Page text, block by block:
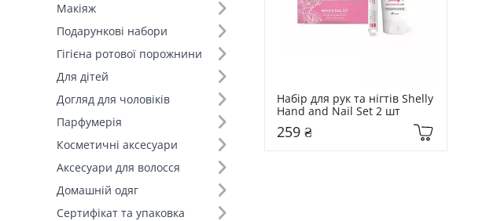
Макіяж
Подарункові набори
Гігієна ротової порожнини
Для дітей
Догляд для чоловіків
Парфумерія
Косметичні аксесуари
Аксесуари для волосся
Домашній одяг
Сертифікат та упаковка
Набір для рук та нігтів Shelly
Hand and Nail Set 2 шт
259 ₴